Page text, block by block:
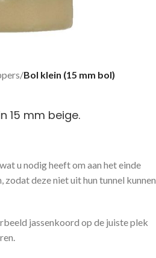
Bol klein (15 mm bol)
15 mm beige.
u nodig heeft om aan het einde
zodat deze niet uit hun tunnel kunnen
jassenkoord op de juiste plek